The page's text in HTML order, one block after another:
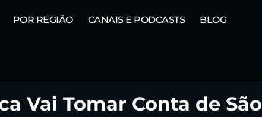
POR REGIÃO CANAIS E PODCASTS BLOG
Vai Tomar Conta de São